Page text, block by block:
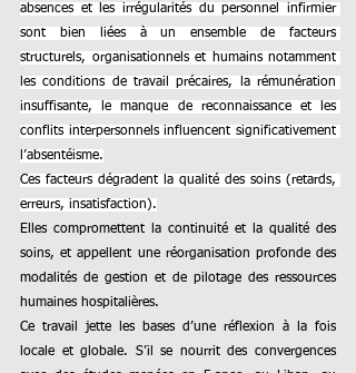
absences et les irrégularités du personnel infirmier
sont bien liées à un ensemble de facteurs
structurels, organisationnels et humains notamment
les conditions de travail précaires, la rémunération
insuffisante, le manque de reconnaissance et les
conflits interpersonnels influencent significativement
l’absentéisme.
Ces facteurs dégradent la qualité des soins (retards,
erreurs, insatisfaction).
Elles compromettent la continuité et la qualité des
soins, et appellent une réorganisation profonde des
modalités de gestion et de pilotage des ressources
humaines hospitalières.
Ce travail jette les bases d’une réflexion à la fois
locale et globale. S’il se nourrit des convergences